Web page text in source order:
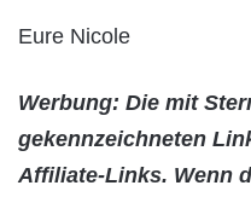
Eure Nicole
Werbung: Die mit
gekennzeichneten
Affiliate-Links. Wenn